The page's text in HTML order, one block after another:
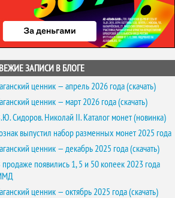
ЗАПИСИ В БЛОГЕ
ценник — апрель 2026 года (скачать)
ценник — март 2026 года (скачать)
Сидоров. Николай II. Каталог монет (новинка)
выпустил набор разменных монет 2025 года
ценник — декабрь 2025 года (скачать)
продаже появились 1, 5 и 50 копеек 2023 года
ценник — октябрь 2025 года (скачать)